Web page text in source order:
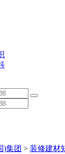
)集团 > 装修建材